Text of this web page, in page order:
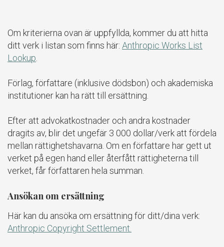
Om kriterierna ovan är uppfyllda, kommer du att hitta
ditt verk i listan som finns här: Anthropic Works List
Lookup.
Förlag, författare (inklusive dödsbon) och akademiska
institutioner kan ha rätt till ersättning.
Efter att advokatkostnader och andra kostnader
dragits av, blir det ungefär 3 000 dollar/verk att fördela
mellan rättighetshavarna. Om en författare har gett ut
verket på egen hand eller återfått rättigheterna till
verket, får författaren hela summan.
Ansökan om ersättning
Här kan du ansöka om ersättning för ditt/dina verk:
Anthropic Copyright Settlement.